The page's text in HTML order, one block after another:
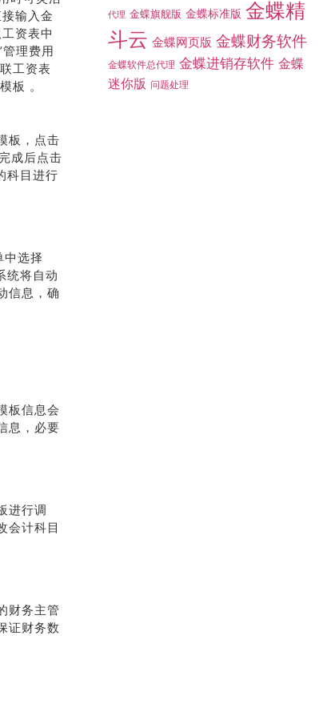
输入金
资表中
理费用
工资表
板 。
板，点击
成后点击
科目进行
中选择
统将自动
信息，确
板信息会
息，必要
进行调
会计科目
财务主管
证财务数
金蝶旗舰版 金蝶标准版
斗云 金蝶网页版 金蝶财务软件
金蝶软件总代理 金蝶进销存软件 金蝶
迷你版
问题处理